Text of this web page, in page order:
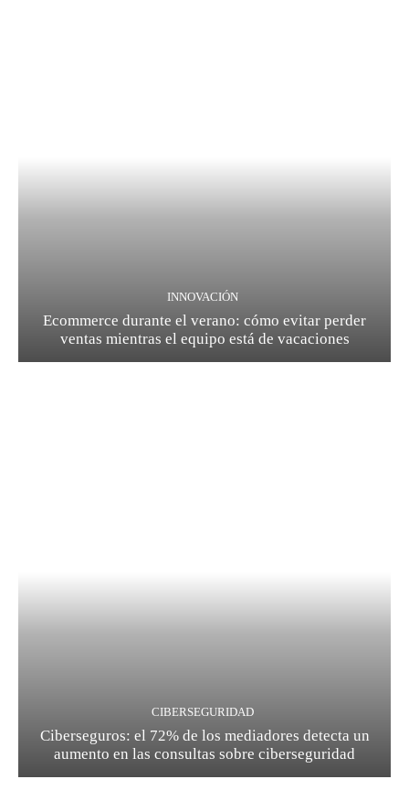
INNOVACIÓN
Ecommerce durante el verano: cómo evitar perder
ventas mientras el equipo está de vacaciones
CIBERSEGURIDAD
Ciberseguros: el 72% de los mediadores detecta un
aumento en las consultas sobre ciberseguridad